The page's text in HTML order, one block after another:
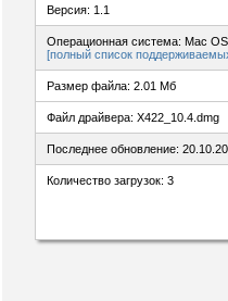
Версия: 1.1
Операционная система: Mac OS
[полный список
Размер файла: 2.01 Мб
Файл драйвера: X422_10.4.dmg
Последнее обновление:
Количество загрузок: 3